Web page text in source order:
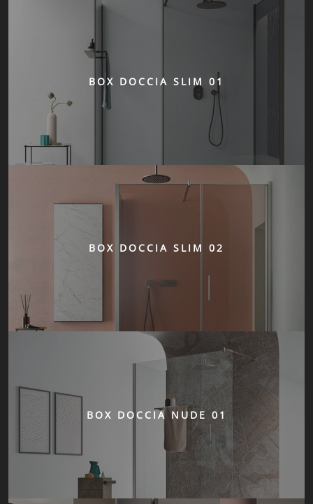
BOX DOCCIA SLIM 01
BOX DOCCIA SLIM 02
BOX DOCCIA NUDE 01